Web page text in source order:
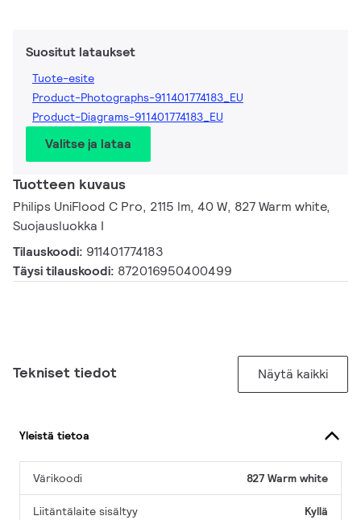
Suositut lataukset
Tuote-esite
Product-Photographs-911401774183_EU
Product-Diagrams-911401774183_EU
Valitse ja lataa
Tuotteen kuvaus
Philips UniFlood C Pro, 2115 lm, 40 W, 827 Warm white,
Suojausluokka I
Tilauskoodi: 911401774183
Täysi tilauskoodi: 872016950400499
Tekniset tiedot Näytä kaikki
Yleistä tietoa
Värikoodi 827 Warm white
Liitäntälaite sisältyy
Kyllä